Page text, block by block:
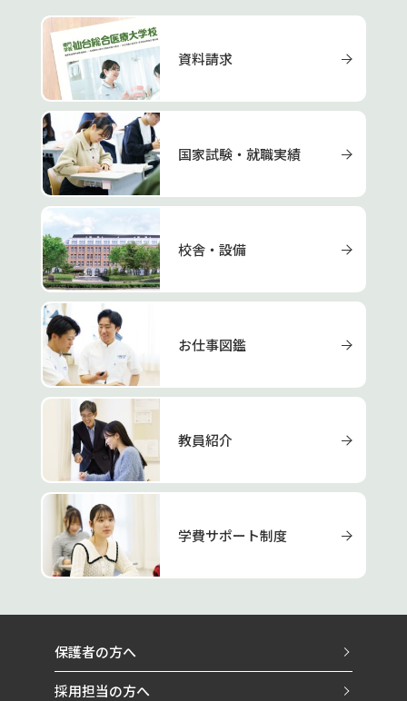
資料請求
国家試験・就職実績
校舎・設備
お仕事図鑑
教員紹介
学費サポート制度
保護者の方へ
採用担当の方へ